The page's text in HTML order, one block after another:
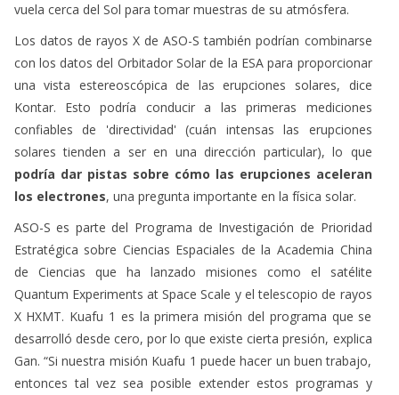
vuela cerca del Sol para tomar muestras de su atmósfera.
Los datos de rayos X de ASO-S también podrían combinarse
con los datos del Orbitador Solar de la ESA para proporcionar
una vista estereoscópica de las erupciones solares, dice
Kontar. Esto podría conducir a las primeras mediciones
confiables de 'directividad' (cuán intensas las erupciones
solares tienden a ser en una dirección particular), lo que
podría dar pistas sobre cómo las erupciones aceleran
los electrones, una pregunta importante en la física solar.
ASO-S es parte del Programa de Investigación de Prioridad
Estratégica sobre Ciencias Espaciales de la Academia China
de Ciencias que ha lanzado misiones como el satélite
Quantum Experiments at Space Scale y el telescopio de rayos
X HXMT. Kuafu 1 es la primera misión del programa que se
desarrolló desde cero, por lo que existe cierta presión, explica
Gan. “Si nuestra misión Kuafu 1 puede hacer un buen trabajo,
entonces tal vez sea posible extender estos programas y